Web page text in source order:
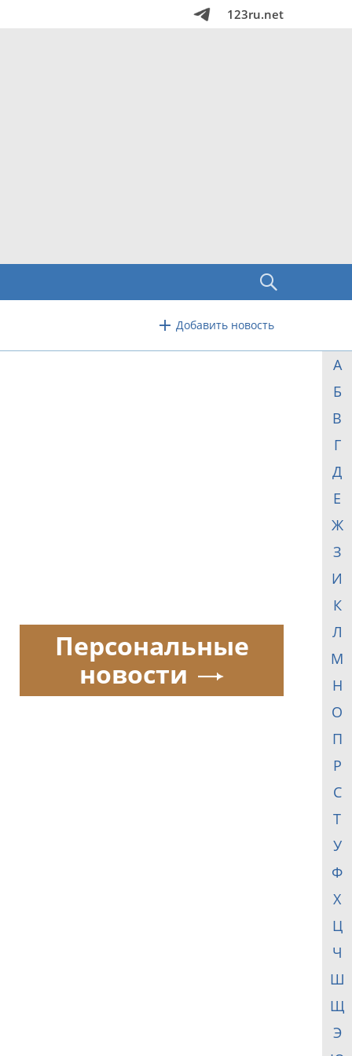
123ru.net
Добавить новость
А
Б
В
Г
Д
Е
Ж
З
И
К
Л
М
Н
О
П
Р
С
Т
У
Ф
Х
Ц
Ч
Ш
Щ
Э
Персональные
новости